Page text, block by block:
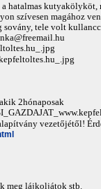
a hatalmas
szívesen magához
sovány, tele volt
2hónaposak
vezetőjétől!
meg lájkoljátok stb.